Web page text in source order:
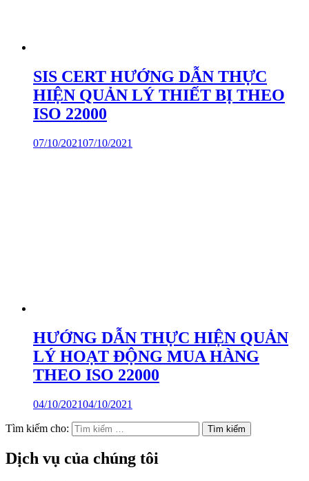
SIS CERT HƯỚNG DẪN THỰC
HIỆN QUẢN LÝ THIẾT BỊ THEO
ISO 22000
07/10/202107/10/2021
HƯỚNG DẪN THỰC HIỆN QUẢN
LÝ HOẠT ĐỘNG MUA HÀNG
THEO ISO 22000
04/10/202104/10/2021
Tìm kiếm cho:
Dịch vụ của chúng tôi